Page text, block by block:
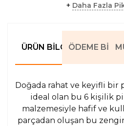
+ Daha Fazla
ÜRÜN BILGILERI
ÖDEME
Doğada rahat ve keyifli
ideal olan bu 6 kişilik
malzemesiyle hafif ve
parçadan oluşan bu